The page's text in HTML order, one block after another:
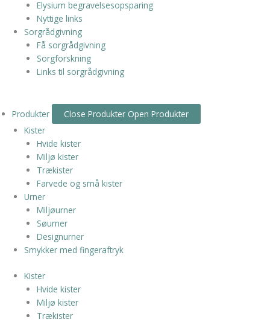
Elysium begravelsesopsparing
Nyttige links
Sorgrådgivning
Få sorgrådgivning
Sorgforskning
Links til sorgrådgivning
Produkter Close Produkter Open Produkter
Kister
Hvide kister
Miljø kister
Trækister
Farvede og små kister
Urner
Miljøurner
Søurner
Designurner
Smykker med fingeraftryk
Kister
Hvide kister
Miljø kister
Trækister